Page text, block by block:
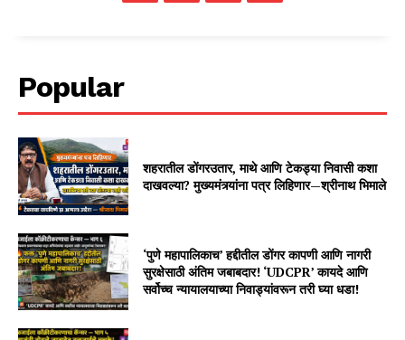
Popular
शहरातील डोंगरउतार, माथे आणि टेकड्या निवासी कशा
दाखवल्या? मुख्यमंत्र्यांना पत्र लिहिणार—श्रीनाथ भिमाले
‘पुणे महापालिकाच’ हद्दीतील डोंगर कापणी आणि नागरी
सुरक्षेसाठी अंतिम जबाबदार! ‘UDCPR’ कायदे आणि
सर्वोच्च न्यायालयाच्या निवाड्यांवरून तरी घ्या धडा!